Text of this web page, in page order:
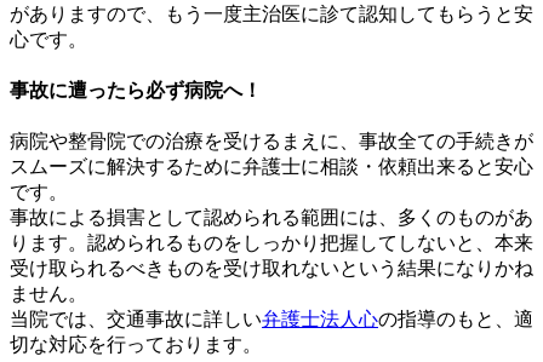
がありますので、もう一度主治医に診て認知してもらうと安
心です。
事故に遭ったら必ず病院へ！
病院や整骨院での治療を受けるまえに、事故全ての手続きが
スムーズに解決するために弁護士に相談・依頼出来ると安心
です。
事故による損害として認められる範囲には、多くのものがあ
ります。認められるものをしっかり把握してしないと、本来
受け取られるべきものを受け取れないという結果になりかね
ません。
当院では、交通事故に詳しい弁護士法人心の指導のもと、適
切な対応を行っております。